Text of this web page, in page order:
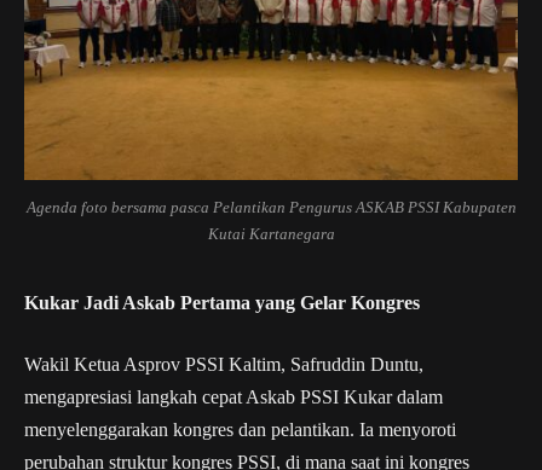
Agenda foto bersama pasca Pelantikan Pengurus ASKAB PSSI Kabupaten
Kutai Kartanegara
Kukar Jadi Askab Pertama yang Gelar Kongres
Wakil Ketua Asprov PSSI Kaltim, Safruddin Duntu,
mengapresiasi langkah cepat Askab PSSI Kukar dalam
menyelenggarakan kongres dan pelantikan. Ia menyoroti
perubahan struktur kongres PSSI, di mana saat ini kongres